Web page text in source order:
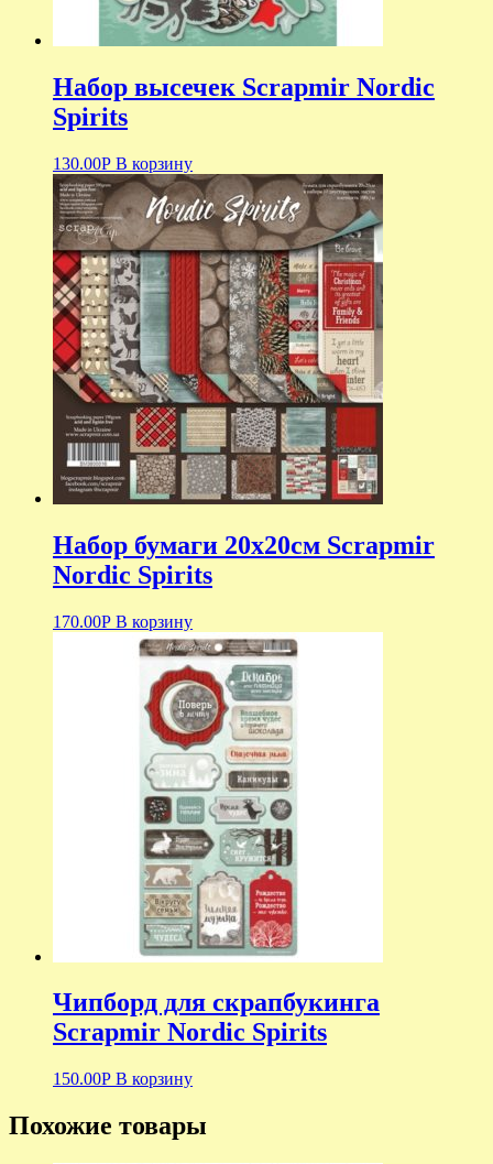
Набор высечек Scrapmir Nordic
Spirits
130.00Р В корзину
Набор бумаги 20х20см Scrapmir
Nordic Spirits
170.00Р В корзину
Чипборд для скрапбукинга
Scrapmir Nordic Spirits
150.00Р В корзину
Похожие товары